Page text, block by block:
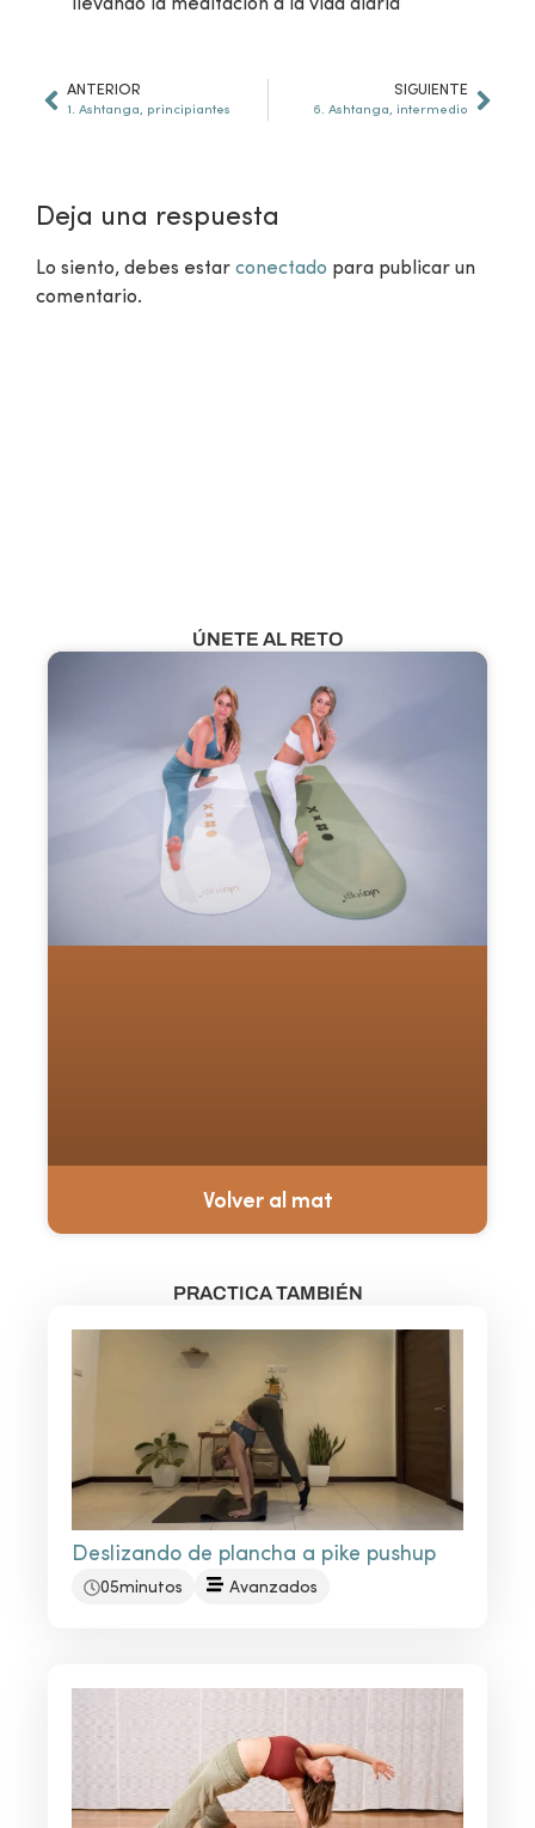
llevando la meditación a la vida diaria
ANTERIOR
1. Ashtanga, principiantes
SIGUIENTE
6. Ashtanga, intermedio
Deja una respuesta
Lo siento, debes estar conectado para publicar un
comentario.
ÚNETE AL RETO
Volver al mat
PRACTICA TAMBIÉN
Deslizando de plancha a pike pushup
05minutos Avanzados